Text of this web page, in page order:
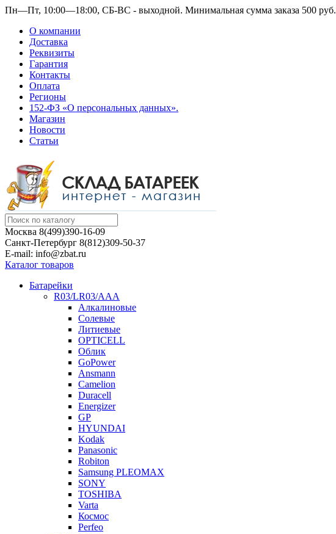
Пн—Пт, 10:00—18:00, СБ-ВС - выходной. Минимальная сумма заказа 500 руб.
О компании
Доставка
Реквизиты
Гарантия
Контакты
Оплата
Регионы
152-ФЗ «О персональных данных».
Магазин
Новости
Статьи
Москва 8(499)390-16-09
Санкт-Петербург 8(812)309-50-37
E-mail: info@zbat.ru
Каталог товаров
Батарейки
R03/LR03/AAA
Алкалиновые
Солевые
Литиевые
OPTICELL
Облик
GoPower
Ansmann
Camelion
Duracell
Energizer
GP
HYUNDAI
Kodak
Panasonic
Robiton
Samsung PLEOMAX
SONY
TOSHIBA
Varta
Космос
Perfeo